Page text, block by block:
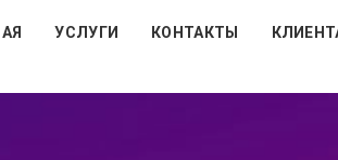
УСЛУГИ КОНТАКТЫ